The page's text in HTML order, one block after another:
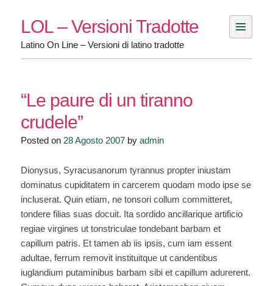
content
LOL – Versioni Tradotte
Latino On Line – Versioni di latino tradotte
“Le paure di un tiranno
crudele”
Posted on 28 Agosto 2007by admin
Dionysus, Syracusanorum tyrannus propter iniustam
dominatus cupiditatem in carcerem quodam modo ipse se
incluserat. Quin etiam, ne tonsori collum committeret,
tondere filias suas docuit. Ita sordido ancillarique artificio
regiae virgines ut tonstriculae tondebant barbam et
capillum patris. Et tamen ab iis ipsis, cum iam essent
adultae, ferrum removit instituitque ut candentibus
iuglandium putaminibus barbam sibi et capillum adurerent.